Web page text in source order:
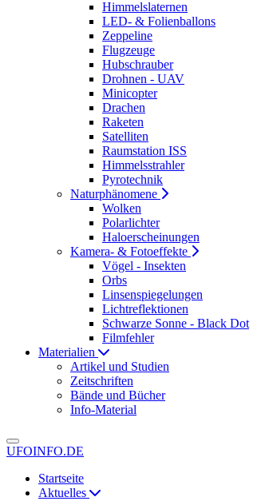
Himmelslaternen
LED- & Folienballons
Zeppeline
Flugzeuge
Hubschrauber
Drohnen - UAV
Minicopter
Drachen
Raketen
Satelliten
Raumstation ISS
Himmelsstrahler
Pyrotechnik
Naturphänomene
Wolken
Polarlichter
Haloerscheinungen
Kamera- & Fotoeffekte
Vögel - Insekten
Orbs
Linsenspiegelungen
Lichtreflektionen
Schwarze Sonne - Black Dot
Filmfehler
Materialien
Artikel und Studien
Zeitschriften
Bände und Bücher
Info-Material
UFOINFO.DE
Startseite
Aktuelles